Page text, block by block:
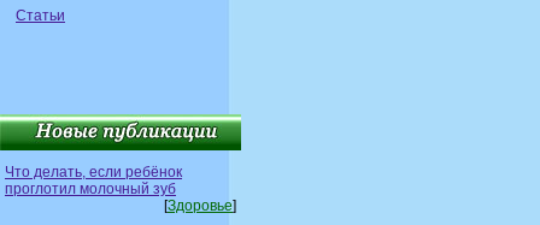
Статьи
Что делать, если ребёнок
проглотил молочный зуб
[Здоровье]